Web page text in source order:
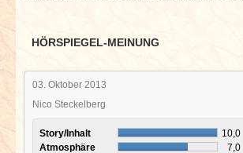
HÖRSPIEGEL-MEINUNG
03. Oktober 2013
Nico Steckelberg
Story/Inhalt
10,0
Atmosphäre
7,0